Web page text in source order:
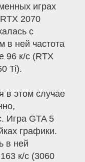
играх
2070
с
в ней частота
96 к/с (RTX
Ti).
в этом случае
Игра GTA 5
графики.
в ней
к/с (3060